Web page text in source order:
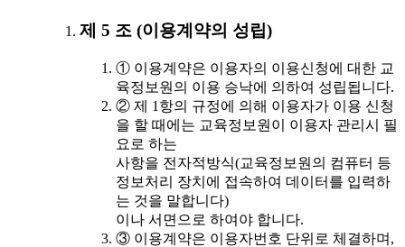
제 5 조 (이용계약의 성립)
① 이용계약은 이용자의 이용신청에 대한 교
육정보원의 이용 승낙에 의하여 성립됩니다.
② 제 1항의 규정에 의해 이용자가 이용 신청
을 할 때에는 교육정보원이 이용자 관리시 필
요로 하는
사항을 전자적방식(교육정보원의 컴퓨터 등
정보처리 장치에 접속하여 데이터를 입력하
는 것을 말합니다)
이나 서면으로 하여야 합니다.
③ 이용계약은 이용자번호 단위로 체결하며,